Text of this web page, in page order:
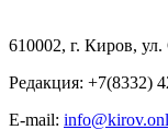
610002, г. Киров,
Редакция: +7(8332)
E-mail: